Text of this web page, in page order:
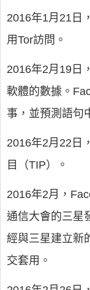
2016年1月21日
用Tor訪問。
2016年2月19日
軟體的數據。
事，並預測語句
2016年2月22日
目（TIP）。
2016年2月，
通信大會的三星
經與三星建立新
交套用。